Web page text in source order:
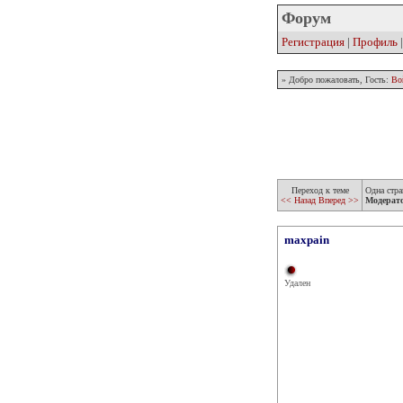
Форум
Регистрация | Профиль |
» Добро пожаловать, Гость:
Переход к теме
<< Назад Вперед >>
Одна
maxpain
Удален